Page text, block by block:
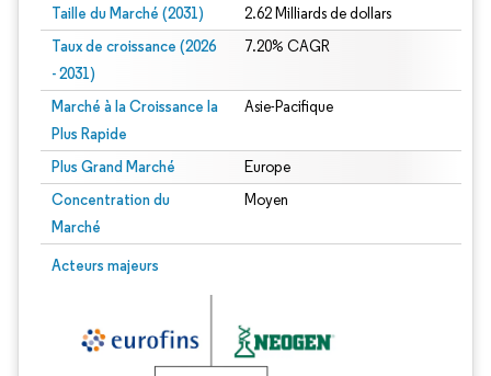
Taille du Marché (2031) 2.62 Milliards de dollars
Taux de croissance (2026
- 2031)
7.20% CAGR
Marché à la Croissance la
Plus Rapide
Asie-Pacifique
Plus Grand Marché Europe
Concentration du
Marché
Moyen
Acteurs majeurs
Image © Mordor Intelligence. La réutilisation nécessite une attribution sous CC